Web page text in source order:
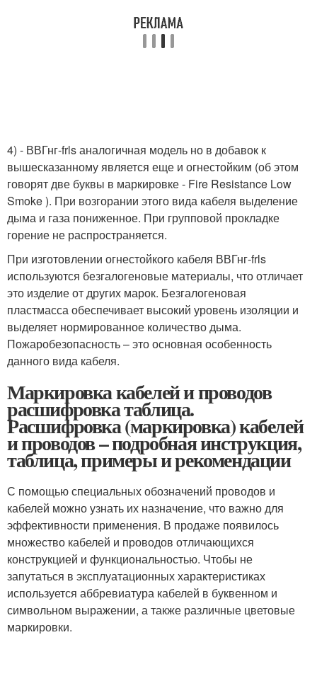
4) - ВВГнг-frls аналогичная модель но в добавок к
вышесказанному является еще и огнестойким (об этом
говорят две буквы в маркировке - Fire Resistance Low
Smoke ). При возгорании этого вида кабеля выделение
дыма и газа пониженное. При групповой прокладке
горение не распространяется.
При изготовлении огнестойкого кабеля ВВГнг-frls
используются безгалогеновые материалы, что отличает
это изделие от других марок. Безгалогеновая
пластмасса обеспечивает высокий уровень изоляции и
выделяет нормированное количество дыма.
Пожаробезопасность – это основная особенность
данного вида кабеля.
Маркировка кабелей и проводов
расшифровка таблица.
Расшифровка (маркировка) кабелей
и проводов – подробная инструкция,
таблица, примеры и рекомендации
С помощью специальных обозначений проводов и
кабелей можно узнать их назначение, что важно для
эффективности применения. В продаже появилось
множество кабелей и проводов отличающихся
конструкцией и функциональностью. Чтобы не
запутаться в эксплуатационных характеристиках
используется аббревиатура кабелей в буквенном и
символьном выражении, а также различные цветовые
маркировки.